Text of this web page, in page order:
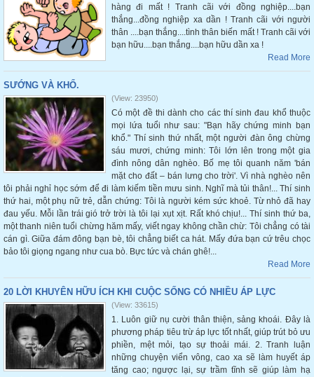
hàng đi mất ! Tranh cãi với đồng nghiệp....bạn
thắng...đồng nghiệp xa dần ! Tranh cãi với người
thân ....bạn thắng....tình thân biến mất ! Tranh cãi với
bạn hữu....bạn thắng....bạn hữu dần xa !
Read More
SƯỚNG VÀ KHỔ.
(View: 23950)
Có một đề thi dành cho các thí sinh đau khổ thuộc
mọi lứa tuổi như sau: "Bạn hãy chứng minh bạn
khổ." Thí sinh thứ nhất, một người đàn ông chừng
sáu mươi, chứng minh: Tôi lớn lên trong một gia
đình nông dân nghèo. Bố mẹ tôi quanh năm 'bán
mặt cho đất – bán lưng cho trời'. Vì nhà nghèo nên
tôi phải nghỉ học sớm để đi làm kiếm tiền mưu sinh. Nghĩ mà tủi thân!... Thí sinh
thứ hai, một phụ nữ trẻ, dẫn chứng: Tôi là người kém sức khoẻ. Từ nhỏ đã hay
đau yếu. Mỗi lần trái gió trở trời là tôi lại xụt xịt. Rất khó chịu!... Thí sinh thứ ba,
một thanh niên tuổi chừng hăm mấy, viết ngay không chần chừ: Tôi chẳng có tài
cán gì. Giữa đám đông bạn bè, tôi chẳng biết ca hát. Mấy đứa bạn cứ trêu chọc
bảo tôi giọng ngang như cua bò. Bực tức và chán ghê!...
Read More
20 LỜI KHUYÊN HỮU ÍCH KHI CUỘC SỐNG CÓ NHIỀU ÁP LỰC
(View: 33615)
1. Luôn giữ nụ cười thân thiện, sảng khoái. Đây là
phương pháp tiêu trừ áp lực tốt nhất, giúp trút bỏ ưu
phiền, mệt mỏi, tạo sự thoải mái. 2. Tranh luận
những chuyện viển vông, cao xa sẽ làm huyết áp
tăng cao; ngược lại, sự trầm tĩnh sẽ giúp làm hạ